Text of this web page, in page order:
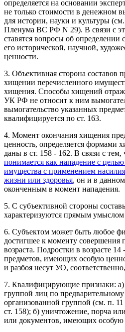
определяется на основании
не только стоимости в денежном
для истории, науки и культуры
Пленума ВС РФ N 29). В связи с
ставятся вопросы об
его исторической, научной,
ценности.
3. Объективная сторона составов
хищении перечисленного
хищения. Способы хищений
УК РФ не относит к ним
вымогательство указанных
квалифицируется по ст. 163.
4. Момент окончания хищения
ценность, определяется формами
даны в ст. 158 - 162. В связи с тем,
понимается как нападение с
имущества с применением
жизни или здоровья, он и в
оконченным в момент нападения.
5. С субъективной стороны
характеризуются прямым
6. Субъектом может быть любое
достигшее к моменту совершения
возраста. Подростки в возрасте
предметов, имеющих особую
и разбоя несут УО,
7. Квалифицирующие признаки: а)
группой лиц по
организованной группой (см. п.
ст. 158); б) уничтожение, порча
или документов, имеющих особую